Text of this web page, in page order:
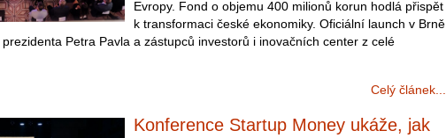
Evropy. Fond o objemu 400 milionů korun hodlá přispět
k transformaci české ekonomiky. Oficiální launch v Brně
Petra Pavla a zástupců investorů i inovačních center z celé
Celý článek...
Konference Startup Money ukáže, jak